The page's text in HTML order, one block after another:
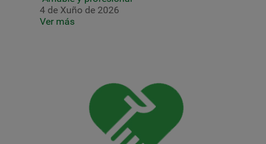
4 de Xuño de 2026
Ver más